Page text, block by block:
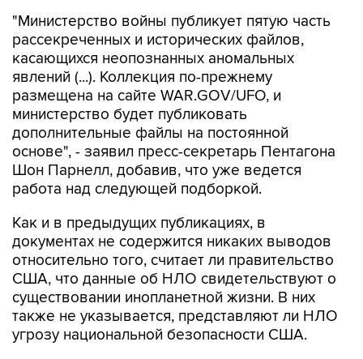
"Министерство войны публикует пятую часть
рассекреченных и исторических файлов,
касающихся неопознанных аномальных
явлений (...). Коллекция по-прежнему
размещена на сайте WAR.GOV/UFO, и
министерство будет публиковать
дополнительные файлы на постоянной
основе", - заявил пресс-секретарь Пентагона
Шон Парнелл, добавив, что уже ведется
работа над следующей подборкой.
Как и в предыдущих публикациях, в
документах не содержится никаких выводов
относительно того, считает ли правительство
США, что данные об НЛО свидетельствуют о
существовании инопланетной жизни. В них
также не указывается, представляют ли НЛО
угрозу национальной безопасности США.